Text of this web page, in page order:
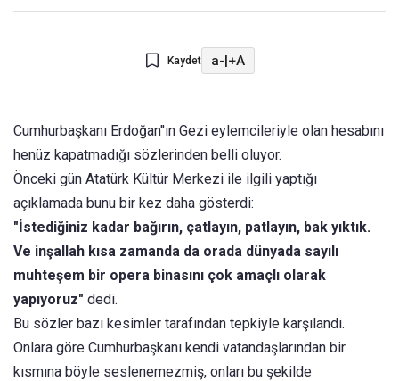
Kaydet a-|+A
Cumhurbaşkanı Erdoğan''ın Gezi eylemcileriyle olan hesabını
henüz kapatmadığı sözlerinden belli oluyor.
Önceki gün Atatürk Kültür Merkezi ile ilgili yaptığı
açıklamada bunu bir kez daha gösterdi:
"İstediğiniz kadar bağırın, çatlayın, patlayın, bak yıktık.
Ve inşallah kısa zamanda da orada dünyada sayılı
muhteşem bir opera binasını çok amaçlı olarak
yapıyoruz" dedi.
Bu sözler bazı kesimler tarafından tepkiyle karşılandı.
Onlara göre Cumhurbaşkanı kendi vatandaşlarından bir
kısmına böyle seslenemezmiş, onları bu şekilde